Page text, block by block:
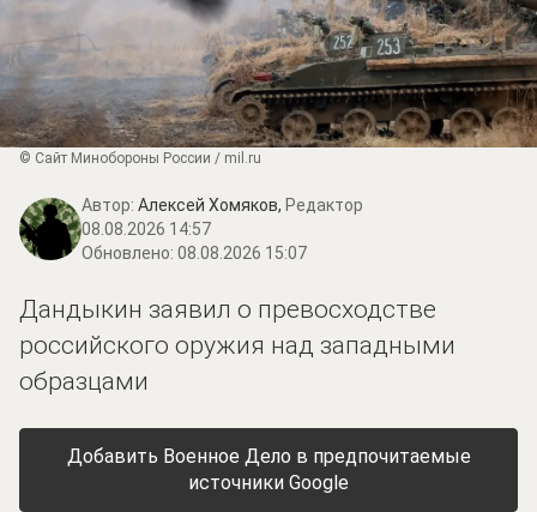
© Сайт Минобороны России / mil.ru
Автор: Алексей Хомяков, Редактор
08.08.2026 14:57
Обновлено: 08.08.2026 15:07
Дандыкин заявил о превосходстве
российского оружия над западными
образцами
Добавить Военное Дело в предпочитаемые
источники Google